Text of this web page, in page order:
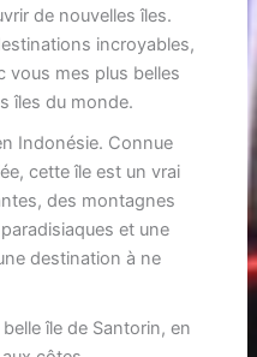
de nouvelles îles.
incroyables,
vous mes plus belles
îles du monde.
Indonésie. Connue
cette île est un vrai
des montagnes
et une
destination à ne
île de Santorin, en